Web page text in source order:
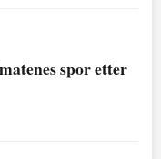
spor etter